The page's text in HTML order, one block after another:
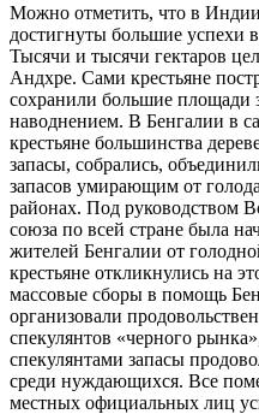
Можно отметить, что в
достигнуты большие успехи
Тысячи и тысячи гектаров
Андхре. Сами крестьяне
сохранили большие площади
наводнением. В Бенгалии в
крестьяне большинства
запасы, собрались,
запасов умирающим от
районах. Под руководством
союза по всей стране была
жителей Бенгалии от
крестьяне откликнулись на
массовые сборы в помощь
организовали
спекулянтов «черного
спекулянтами запасы
среди нуждающихся. Все
местных официальных лиц